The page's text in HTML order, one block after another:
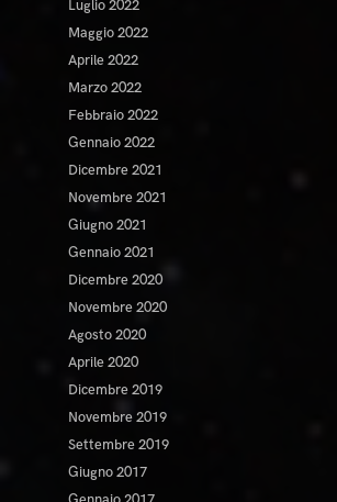
Luglio 2022
Maggio 2022
Aprile 2022
Marzo 2022
Febbraio 2022
Gennaio 2022
Dicembre 2021
Novembre 2021
Giugno 2021
Gennaio 2021
Dicembre 2020
Novembre 2020
Agosto 2020
Aprile 2020
Dicembre 2019
Novembre 2019
Settembre 2019
Giugno 2017